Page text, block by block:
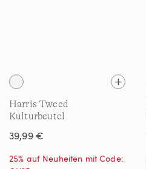
Harris Tweed
Kulturbeutel
39,99 €
25% auf Neuheiten mit Code: